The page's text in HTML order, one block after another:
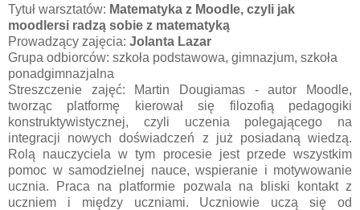
Tytuł warsztatów: Matematyka z Moodle, czyli jak
moodlersi radzą sobie z matematyką
Prowadzący zajęcia: Jolanta Lazar
Grupa odbiorców: szkoła podstawowa, gimnazjum, szkoła
ponadgimnazjalna
Streszczenie zajęć: Martin Dougiamas - autor Moodle,
tworząc platformę kierował się filozofią pedagogiki
konstruktywistycznej, czyli uczenia polegającego na
integracji nowych doświadczeń z już posiadaną wiedzą.
Rolą nauczyciela w tym procesie jest przede wszystkim
pomoc w samodzielnej nauce, wspieranie i motywowanie
ucznia. Praca na platformie pozwala na bliski kontakt z
uczniem i między uczniami. Uczniowie uczą się od